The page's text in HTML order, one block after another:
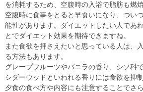
を消耗するため、空腹時の入浴で脂肪も燃
空腹時に食事をとると早食いになり、つい
能性があります。ダイエットしたい人であ
とでダイエット効果を期待できますね。
また食欲を押さえたいと思っている人は、
る方法もあります。
グレープフルーツやバニラの香り、シソ科
シダーウッドといわれる香りには食欲を抑
夕食の食べ方や内容にも注意することでさ